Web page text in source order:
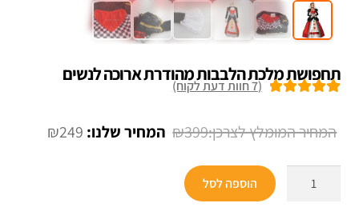
תחפושת מלכת הלבבות מהודרת ארוכה לנשים
לקוחות
(
7חוות דעת לקוח)
₪399
המחיר
₪249 המחיר
הוספה לסל